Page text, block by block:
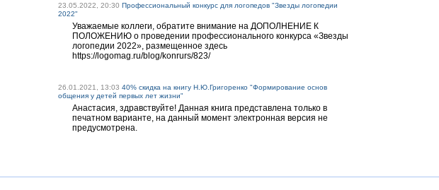
23.05.2022, 20:30 Профессиональный конкурс для логопедов "Звезды логопедии
2022"
Уважаемые коллеги, обратите внимание на ДОПОЛНЕНИЕ К
ПОЛОЖЕНИЮ о проведении профессионального конкурса «Звезды
логопедии 2022», размещенное здесь
https://logomag.ru/blog/konrurs/823/
26.01.2021, 13:03 40% скидка на книгу Н.Ю.Григоренко "Формирование основ
общения у детей первых лет жизни"
Анастасия, здравствуйте! Данная книга представлена только в
печатном варианте, на данный момент электронная версия не
предусмотрена.